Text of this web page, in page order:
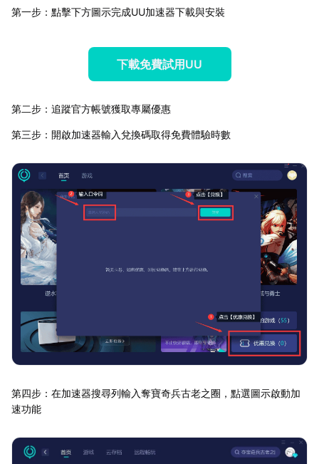
第一步：點擊下方圖示完成UU加速器下載與安裝
下載免費試用UU
第二步：追蹤官方帳號獲取專屬優惠
第三步：開啟加速器輸入兌換碼取得免費體驗時數
第四步：在加速器搜尋列輸入奪寶奇兵古老之圈，點選圖示啟動加
速功能